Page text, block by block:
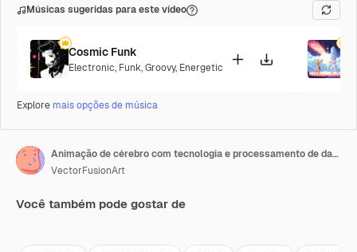
Músicas sugeridas para este vídeo
Cosmic Funk
Electronic, Funk,Groovy, Energetic
Explore mais opções de música
Animação de cérebro com tecnologia e processamento de dados
VectorFusionArt
Você também pode gostar de